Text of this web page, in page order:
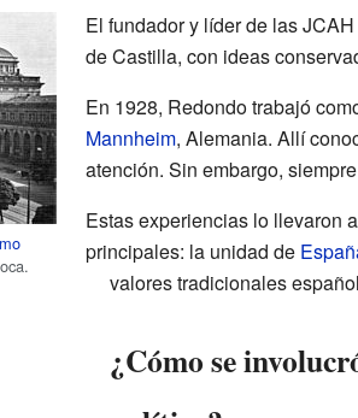
El fundador y líder de las
de Castilla, con ideas
En 1928, Redondo trabajó
Mannheim, Alemania. Allí
atención. Sin embargo,
Estas experiencias lo llevaron
principales: la unidad de
valores tradicionales
¿Cómo se